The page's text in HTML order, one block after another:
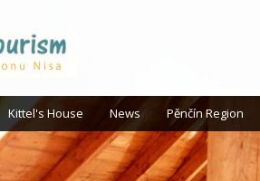
Kittel's House News Pěnčín Region